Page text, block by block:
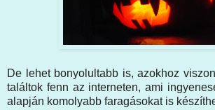
De lehet bonyolultabb is, azokhoz
találtok fenn az interneten, ami
alapján komolyabb faragásokat is